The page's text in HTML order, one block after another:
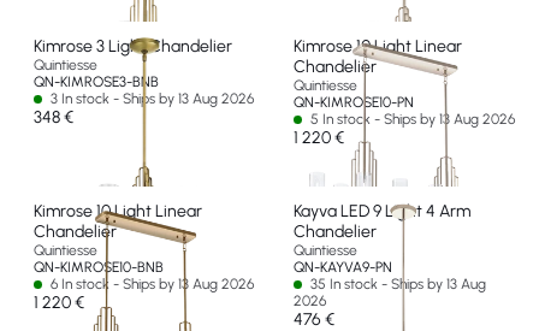
Kimrose 3 Light Chandelier
Quintiesse
QN-KIMROSE3-BNB
3 In stock - Ships by 13 Aug 2026
348 €
Kimrose 10 Light Linear
Chandelier
Quintiesse
QN-KIMROSE10-PN
5 In stock - Ships by 13 Aug 2026
1 220 €
Kimrose 10 Light Linear
Chandelier
Quintiesse
QN-KIMROSE10-BNB
6 In stock - Ships by 13 Aug 2026
1 220 €
Kayva LED 9 Light 4 Arm
Chandelier
Quintiesse
QN-KAYVA9-PN
35 In stock - Ships by 13 Aug
2026
476 €